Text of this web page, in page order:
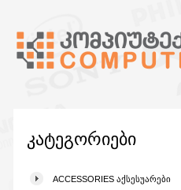
კატეგორიები
ACCESSORIES ᲐᲥᲡᲔᲡᲣᲐᲠᲔᲑᲘ